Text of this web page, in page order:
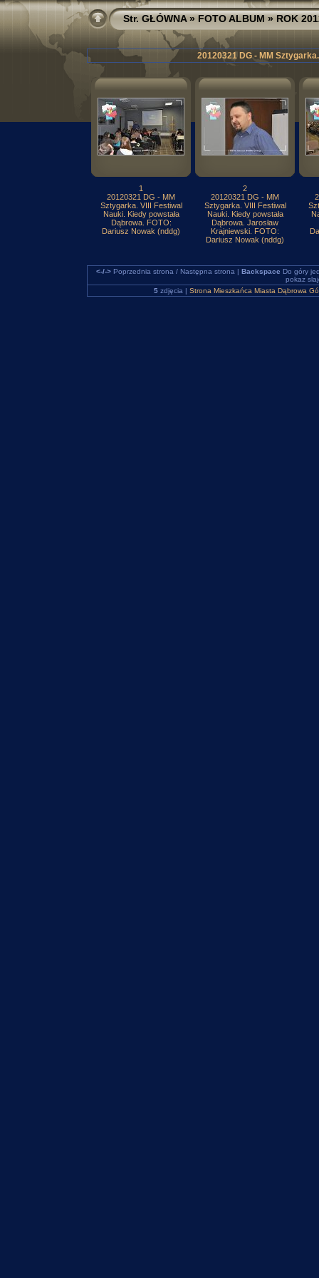
Str. GŁÓWNA»FOTO ALBUM»ROK
20120321 DG - MM
1
20120321 DG - MM
Sztygarka. VIII Festiwal
Nauki. Kiedy powstała
Dąbrowa. FOTO:
Dariusz Nowak (nddg)
2
20120321 DG - MM
Sztygarka. VIII Festiwal
Nauki. Kiedy powstała
Dąbrowa. Jarosław
Krajniewski. FOTO:
Dariusz Nowak (nddg)
<-/->Poprzednia strona / Następna strona | Backspace Do góry
pokaz
5zdjęcia | Strona Mieszkańca Miasta Dąbrowa